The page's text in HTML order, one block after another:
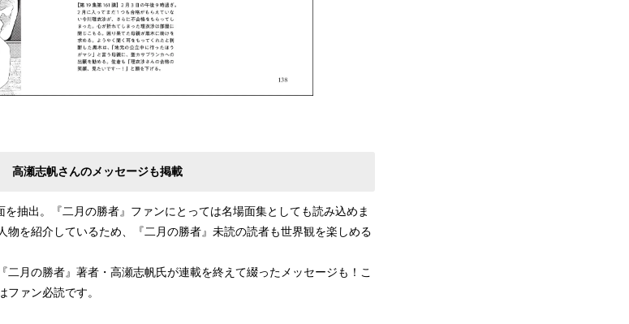
高瀬志帆さんのメッセージも掲載
抽出。『二月の勝者』ファンにとっては名場面集としても読み込めま
物を紹介しているため、『二月の勝者』未読の読者も世界観を楽しめる
二月の勝者』著者・高瀬志帆氏が連載を終えて綴ったメッセージも！こ
ファン必読です。